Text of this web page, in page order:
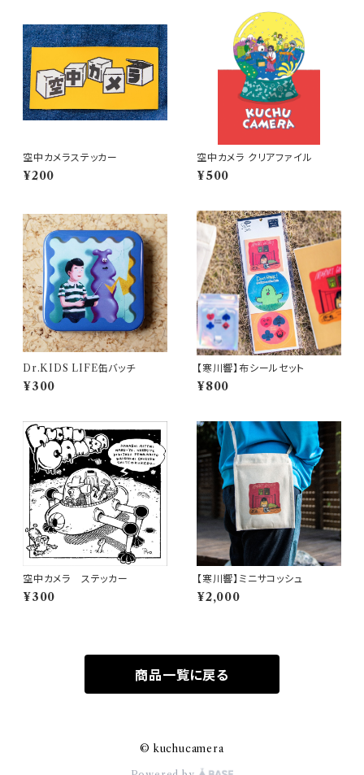
空中カメラステッカー
¥200
空中カメラ クリアファイル
¥500
Dr.KIDS LIFE缶バッチ
¥300
【寒川響】布シールセット
¥800
空中カメラ ステッカー
¥300
【寒川響】ミニサコッシュ
¥2,000
商品一覧に戻る
© kuchucamera